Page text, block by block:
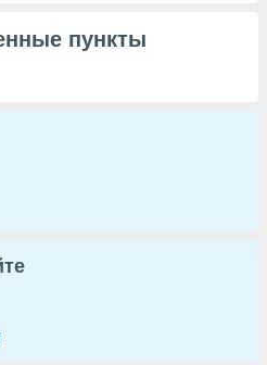
пункты